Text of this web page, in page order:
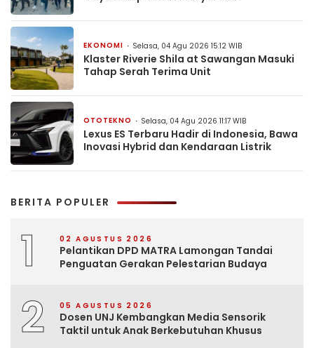
EKONOMI Selasa, 04 Agu 2026 15:12 WIB
Klaster Riverie Shila at Sawangan Masuki
Tahap Serah Terima Unit
OTOTEKNO Selasa, 04 Agu 2026 11:17 WIB
Lexus ES Terbaru Hadir di Indonesia, Bawa
Inovasi Hybrid dan Kendaraan Listrik
BERITA POPULER
1 02 AGUSTUS 2026
Pelantikan DPD MATRA Lamongan Tandai
Penguatan Gerakan Pelestarian Budaya
2 05 AGUSTUS 2026
Dosen UNJ Kembangkan Media Sensorik
Taktil untuk Anak Berkebutuhan Khusus